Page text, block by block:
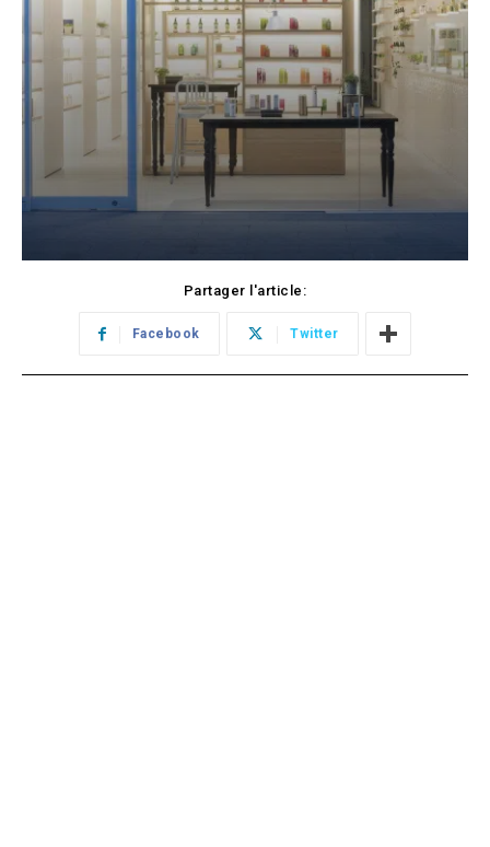
Partager l'article:
Facebook Twitter